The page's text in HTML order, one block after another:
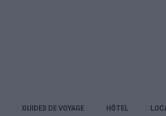
GUIDES DE VOYAGE HÔTEL